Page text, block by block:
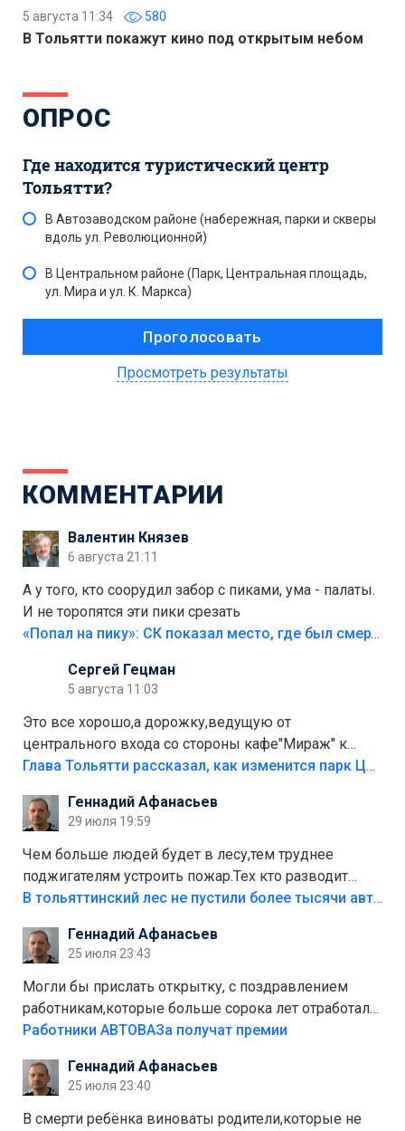
5 августа 11:34 580
В Тольятти покажут кино под открытым небом
ОПРОС
Где находится туристический центр
Тольятти?
В Автозаводском районе (набережная, парки и скверы
вдоль ул. Революционной)
В Центральном районе (Парк, Центральная площадь,
ул. Мира и ул. К. Маркса)
Просмотреть результаты
КОММЕНТАРИИ
Валентин Князев
6 августа 21:11
А у того, кто соорудил забор с пиками, ума - палаты.
И не торопятся эти пики срезать
«Попал на пику»: СК показал место, где был смертельно травмирован ребенок в Тольятти
Сергей Гецман
5 августа 11:03
Это все хорошо,а дорожку,ведущую от
центрального входа со стороны кафе"Мираж" к
аттракционам слабо доделать?А то бордюры
лежала в парке и испортилась.Да еще,видимо,часть
украли.
Глава Тольятти рассказал, как изменится парк Центрального района
Геннадий Афанасьев
29 июля 19:59
Чем больше людей будет в лесу,тем труднее
поджигателям устроить пожар.Тех кто разводит
костры,тех надо безбожно штрафовать.Камер полно
Штрафы мизерные.
В тольяттинский лес не пустили более тысячи автомобилей
Геннадий Афанасьев
25 июля 23:43
Могли бы прислать открытку, с поздравлением
работникам,которые больше сорока лет отработали
на предприятии.
Работники АВТОВАЗа получат премии
Геннадий Афанасьев
25 июля 23:40
В смерти ребёнка виноваты родители,которые не